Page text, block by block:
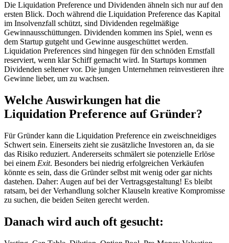
Die Liquidation Preference und Dividenden ähneln sich nur auf den
ersten Blick. Doch während die Liquidation Preference das Kapital
im Insolvenzfall schützt, sind Dividenden regelmäßige
Gewinnausschüttungen. Dividenden kommen ins Spiel, wenn es
dem Startup gutgeht und Gewinne ausgeschüttet werden.
Liquidation Preferences sind hingegen für den schnöden Ernstfall
reserviert, wenn klar Schiff gemacht wird. In Startups kommen
Dividenden seltener vor. Die jungen Unternehmen reinvestieren ihre
Gewinne lieber, um zu wachsen.
Welche Auswirkungen hat die
Liquidation Preference auf Gründer?
Für Gründer kann die Liquidation Preference ein zweischneidiges
Schwert sein. Einerseits zieht sie zusätzliche Investoren an, da sie
das Risiko reduziert. Andererseits schmälert sie potenzielle Erlöse
bei einem Exit. Besonders bei niedrig erfolgreichen Verkäufen
könnte es sein, dass die Gründer selbst mit wenig oder gar nichts
dastehen. Daher: Augen auf bei der Vertragsgestaltung! Es bleibt
ratsam, bei der Verhandlung solcher Klauseln kreative Kompromisse
zu suchen, die beiden Seiten gerecht werden.
Danach wird auch oft gesucht: